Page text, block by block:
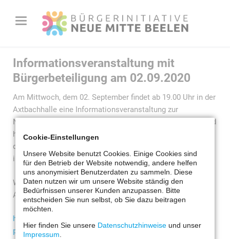
Informationsveranstaltung mit
Bürgerbeteiligung am 02.09.2020
Am Mittwoch, dem 02. September findet ab 19.00 Uhr in der
Axtbachhalle eine Informationsveranstaltung zur
Nachnutzung der alten Grundschule statt. An diesem Abend
haben alle interessierten Bürger die Möglichkeit, sich über
die drei vorgestellten Nachnutzungskonzepte zu
informieren und Fragen zu stellen.
Weitere Informationen zum Verlauf des Abends und zur
Anmeldung unter:
https://www.beelen.de/verwaltung-
politik/pressemitteilungen.html#c2552
Cookie-Einstellungen
Unsere Website benutzt Cookies. Einige Cookies sind
für den Betrieb der Website notwendig, andere helfen
uns anonymisiert Benutzerdaten zu sammeln. Diese
Daten nutzen wir um unsere Website ständig den
Bedürfnissen unserer Kunden anzupassen. Bitte
entscheiden Sie nun selbst, ob Sie dazu beitragen
möchten.
Hier finden Sie unsere Datenschutzhinweise und unser
Impressum